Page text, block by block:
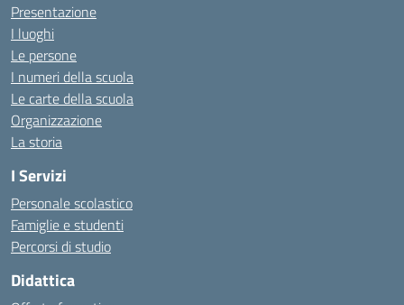
Presentazione
I luoghi
Le persone
I numeri della scuola
Le carte della scuola
Organizzazione
La storia
I Servizi
Personale scolastico
Famiglie e studenti
Percorsi di studio
Didattica